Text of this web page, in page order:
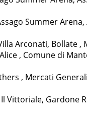
Summer Arena,
Arconati, Bollate ,
, Comune di
, Mercati
Vittoriale, Gardone